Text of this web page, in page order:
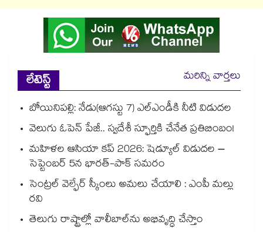
లేటెస్ట్
మరిన్ని వార్తలు
బోయినిపల్లి: నేడు(ఆగస్టు 7) ఎల్ఎండీకి నీటి విడుదల
వెలుగు ఓపెన్ పేజీ.. స్వదేశీ స్ఫూర్తికి చేనేత ప్రతిబింబం!
మహిళల ఆసియా కప్ 2026: షెడ్యూల్ విడుదల –
సెప్టెంబర్ 5న భారత్-పాక్ సమరం
సెంట్రల్ వెల్ఫేర్ స్కీంలు అమలు చేయాలి : ఎంపీ మల్లు
రవి
తెలుగు రాష్ట్రాల్లో వాలీబాల్‌‌ను అభివృద్ధి చేస్తాం